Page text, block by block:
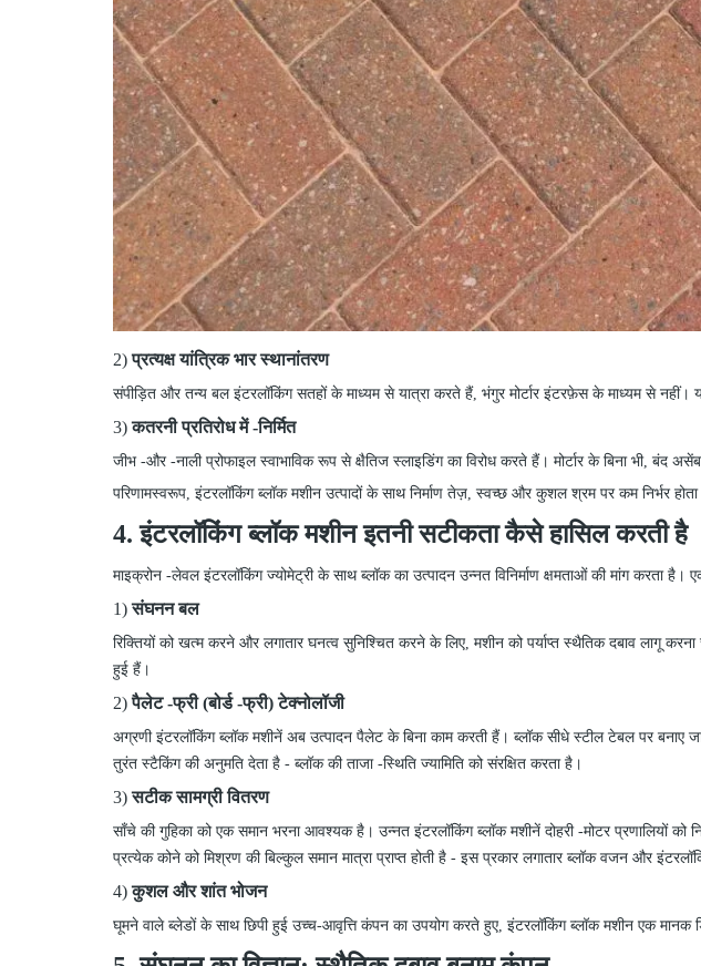
2)प्रत्यक्ष यांत्रिक भार स्थानांतरण
संपीड़ित और तन्य बल इंटरलॉकिंग सतहों के माध्यम से यात्रा करते हैं, भंगुर मोर्टार इंटरफ़ेस के माध्यम से नहीं।
3)कतरनी प्रतिरोध में-निर्मित
जीभ -और -नाली प्रोफाइल स्वाभाविक रूप से क्षैतिज स्लाइडिंग का विरोध करते हैं। मोर्टार के बिना भी,
परिणामस्वरूप, इंटरलॉकिंग ब्लॉक मशीन उत्पादों के साथ निर्माण तेज़, स्वच्छ और कुशल श्रम पर कम निर्भर
4. इंटरलॉकिंग ब्लॉक मशीन इतनी सटीकता कैसे हासिल करती है
माइक्रोन -लेवल इंटरलॉकिंग ज्योमेट्री के साथ ब्लॉक का उत्पादन उन्नत विनिर्माण क्षमताओं की मांग करता है।
1)संघनन बल
रिक्तियों को खत्म करने और लगातार घनत्व सुनिश्चित करने के लिए, मशीन को पर्याप्त स्थैतिक दबाव लागू करना
हुई हैं।
2)पैलेट-फ्री (बोर्ड-फ्री) टेक्नोलॉजी
अग्रणी इंटरलॉकिंग ब्लॉक मशीनें अब उत्पादन पैलेट के बिना काम करती हैं। ब्लॉक सीधे स्टील टेबल पर
तुरंत स्टैकिंग की अनुमति देता है - ब्लॉक की ताजा -स्थिति ज्यामिति को संरक्षित करता है।
3)सटीक सामग्री वितरण
साँचे की गुहिका को एक समान भरना आवश्यक है। उन्नत इंटरलॉकिंग ब्लॉक मशीनें दोहरी -मोटर प्रणालियों
प्रत्येक कोने को मिश्रण की बिल्कुल समान मात्रा प्राप्त होती है - इस प्रकार लगातार ब्लॉक वजन और
4)कुशल और शांत भोजन
घूमने वाले ब्लेडों के साथ छिपी हुई उच्च-आवृत्ति कंपन का उपयोग करते हुए, इंटरलॉकिंग ब्लॉक मशीन एक